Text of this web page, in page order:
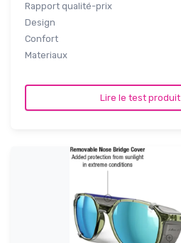
Rapport qualité-prix
Design
Confort
Materiaux
Lire le test